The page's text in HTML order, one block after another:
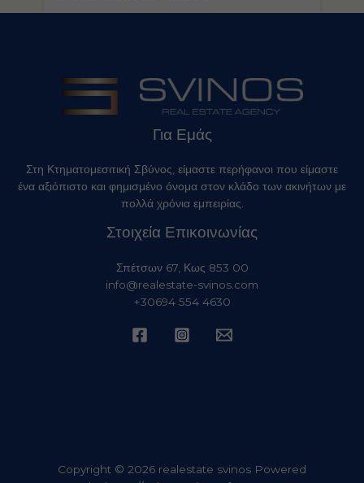
Για Εμάς
Στη Κτηματομεσιτική Σβύνος, είμαστε περήφανοι που είμαστε
ένα αξιόπιστο και φημισμένο όνομα στον κλάδο των ακινήτων με
πολλά χρόνια εμπειρίας.
Στοιχεία Επικοινωνίας
Σπέτσων 67, Κως 853 00
info@realestate-svinos.com
+30694 554 4630
Copyright © 2026 realestate svinos Powered